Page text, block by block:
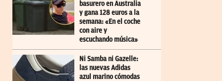
basurero en Australia
y gana 128 euros a la
semana: «En el coche
con aire y
escuchando música»
Ni Samba ni Gazelle:
las nuevas Adidas
azul marino cómodas